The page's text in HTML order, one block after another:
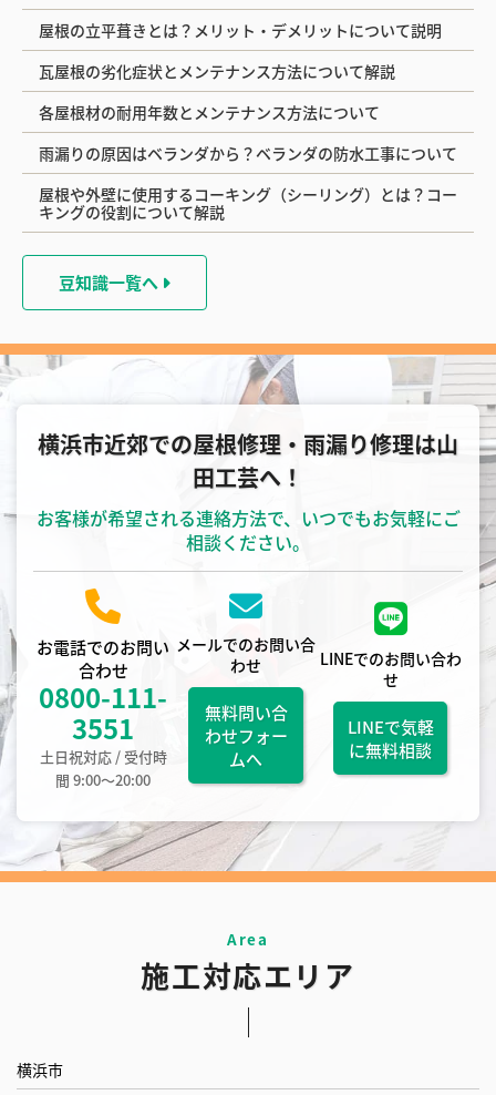
屋根の立平葺きとは？メリット・デメリットについて説明
瓦屋根の劣化症状とメンテナンス方法について解説
各屋根材の耐用年数とメンテナンス方法について
雨漏りの原因はベランダから？ベランダの防水工事について
屋根や外壁に使用するコーキング（シーリング）とは？コー
キングの役割について解説
豆知識一覧へ
横浜市近郊での屋根修理・雨漏り修理は山
田工芸へ！
お客様が希望される連絡方法で、いつでもお気軽にご
相談ください。
お電話でのお問い
合わせ
0800-111-
3551
土日祝対応 / 受付時
間 9:00〜20:00
メールでのお問い合
わせ
無料問い合
わせフォー
ムへ
LINEでのお問い合わ
せ
LINEで気軽
に無料相談
施工対応エリア
横浜市